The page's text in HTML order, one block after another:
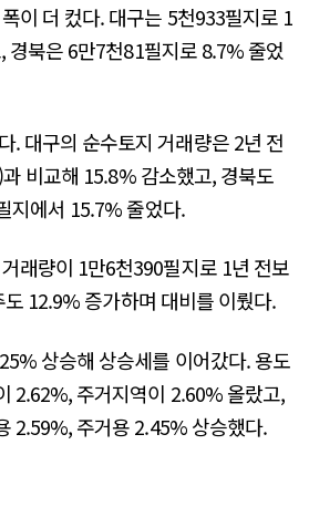
이 더 컸다. 대구는 5천933필지로 1
경북은 6만7천81필지로 8.7% 줄었
. 대구의 순수토지 거래량은 2년 전
비교해 15.8% 감소했고, 경북도
지에서 15.7% 줄었다.
래량이 1만6천390필지로 1년 전보
12.9% 증가하며 대비를 이뤘다.
상승해 상승세를 이어갔다. 용도
2.62%, 주거지역이 2.60% 올랐고,
2.59%, 주거용 2.45% 상승했다.